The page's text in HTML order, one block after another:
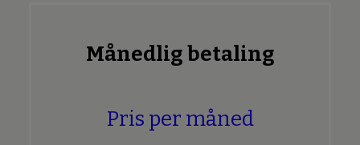
Månedlig betaling
Pris per måned